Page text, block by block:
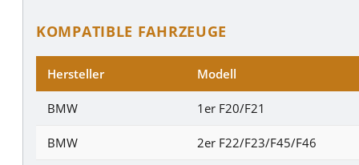
KOMPATIBLE FAHRZEUGE
Hersteller Modell
BMW 1er F20/F21
BMW 2er F22/F23/F45/F46